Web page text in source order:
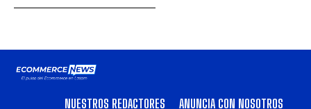
NUESTROS REDACTORES
ANUNCIA CON NOSOTROS